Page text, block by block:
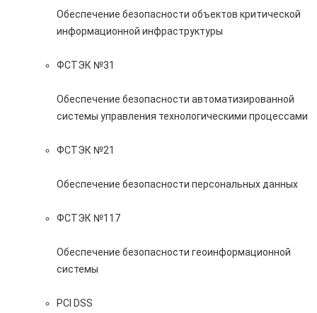
Обеспечение безопасности объектов критической
информационной инфраструктуры
ФСТЭК №31
Обеспечение безопасности автоматизированной
системы управления технологическими процессами
ФСТЭК №21
Обеспечение безопасности персональных данных
ФСТЭК №117
Обеспечение безопасности геоинформационной
системы
PCI DSS